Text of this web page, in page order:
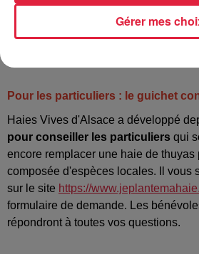
Pour les particuliers : le guichet
Haies Vives d'Alsace a développé
pour conseiller les particuliers qui
encore remplacer une haie de thuyas
composée d'espèces locales. Il vous
sur le site https://
formulaire de demande. Les
répondront à toutes vos questions.
Gérer mes